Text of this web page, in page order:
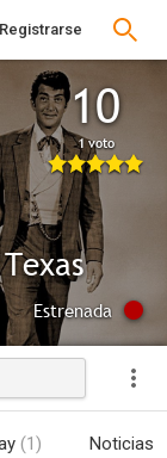
10
1 voto
Estrenada
(1) Noticias